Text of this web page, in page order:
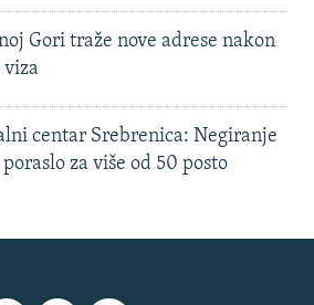
Gori traže nove adrese nakon
viza
centar Srebrenica: Negiranje
za više od 50 posto